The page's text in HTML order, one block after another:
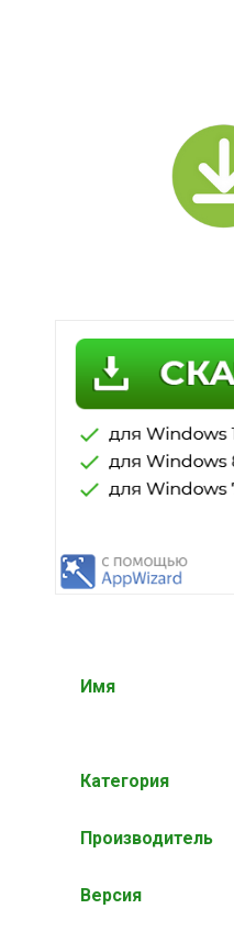
Имя
Категория
Производитель
Версия